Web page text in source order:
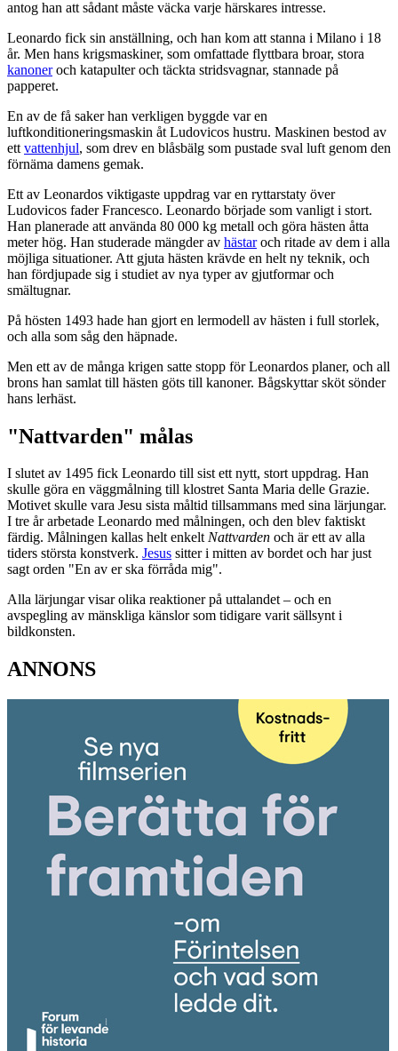
antog han att sådant måste väcka varje härskares intresse.
Leonardo fick sin anställning, och han kom att stanna i Milano i 18
år. Men hans krigsmaskiner, som omfattade flyttbara broar, stora
kanoneroch katapulter och täckta stridsvagnar, stannade på
papperet.
En av de få saker han verkligen byggde var en
luftkonditioneringsmaskin åt Ludovicos hustru. Maskinen bestod av
ett vattenhjul, som drev en blåsbälg som pustade sval luft genom den
förnäma damens gemak.
Ett av Leonardos viktigaste uppdrag var en ryttarstaty över
Ludovicos fader Francesco. Leonardo började som vanligt i stort.
Han planerade att använda 80 000 kg metall och göra hästen åtta
meter hög. Han studerade mängder av hästaroch ritade av dem i alla
möjliga situationer. Att gjuta hästen krävde en helt ny teknik, och
han fördjupade sig i studiet av nya typer av gjutformar och
smältugnar.
På hösten 1493 hade han gjort en lermodell av hästen i full storlek,
och alla som såg den häpnade.
Men ett av de många krigen satte stopp för Leonardos planer, och all
brons han samlat till hästen göts till kanoner. Bågskyttar sköt sönder
hans lerhäst.
"Nattvarden" målas
I slutet av 1495 fick Leonardo till sist ett nytt, stort uppdrag. Han
skulle göra en väggmålning till klostret Santa Maria delle Grazie.
Motivet skulle vara Jesu sista måltid tillsammans med sina lärjungar.
I tre år arbetade Leonardo med målningen, och den blev faktiskt
färdig. Målningen kallas helt enkeltNattvarden och är ett av alla
tiders största konstverk. Jesus sitter i mitten av bordet och har just
sagt orden "En av er ska förråda mig".
Alla lärjungar visar olika reaktioner på uttalandet – och en
avspegling av mänskliga känslor som tidigare varit sällsynt i
bildkonsten.
ANNONS